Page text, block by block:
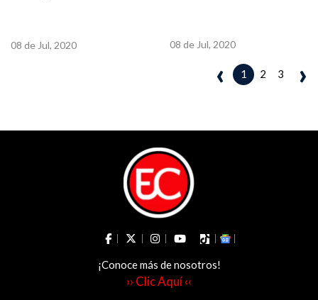
08 de Jul, 2020 08 de Jul, 2020
‹ 1 2 3 ›
¡Conoce más de nosotros!
›› Clic Aquí ‹‹